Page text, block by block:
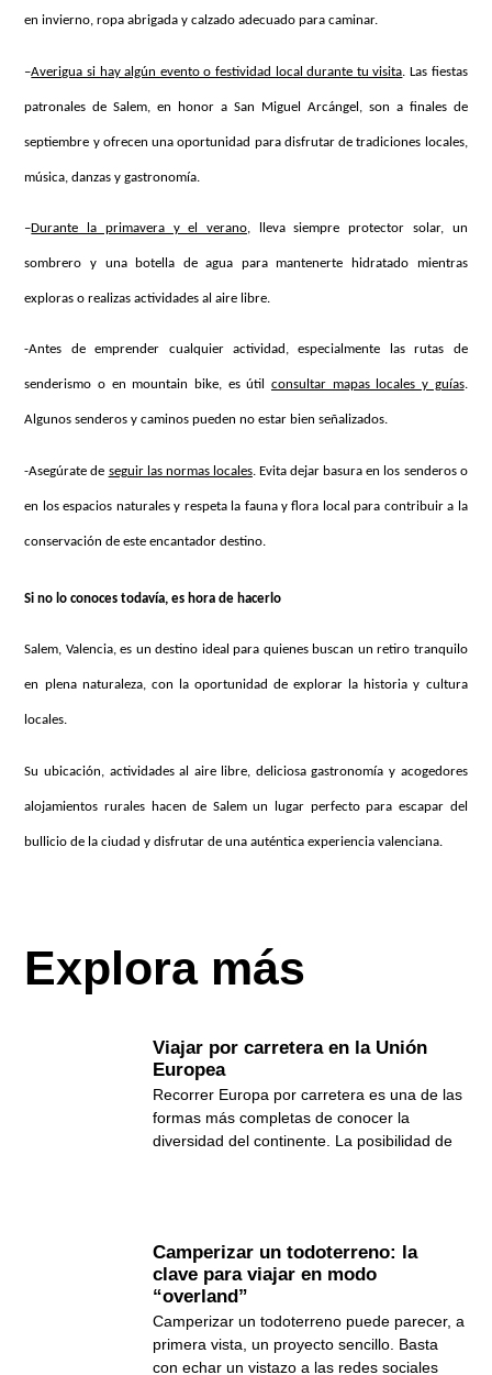
en invierno, ropa abrigada y calzado adecuado para caminar.
–Averigua si hay algún evento o festividad local durante tu visita. Las fiestas
patronales de Salem, en honor a San Miguel Arcángel, son a finales de
septiembre y ofrecen una oportunidad para disfrutar de tradiciones locales,
música, danzas y gastronomía.
–Durante la primavera y el verano, lleva siempre protector solar, un
sombrero y una botella de agua para mantenerte hidratado mientras
exploras o realizas actividades al aire libre.
-Antes de emprender cualquier actividad, especialmente las rutas de
senderismo o en mountain bike, es útil consultar mapas locales y guías.
Algunos senderos y caminos pueden no estar bien señalizados.
-Asegúrate de seguir las normas locales. Evita dejar basura en los senderos o
en los espacios naturales y respeta la fauna y flora local para contribuir a la
conservación de este encantador destino.
Si no lo conoces todavía, es hora de hacerlo
Salem, Valencia, es un destino ideal para quienes buscan un retiro tranquilo
en plena naturaleza, con la oportunidad de explorar la historia y cultura
locales.
Su ubicación, actividades al aire libre, deliciosa gastronomía y acogedores
alojamientos rurales hacen de Salem un lugar perfecto para escapar del
bullicio de la ciudad y disfrutar de una auténtica experiencia valenciana.
Explora más
Viajar por carretera en la Unión
Europea
Recorrer Europa por carretera es una de las
formas más completas de conocer la
diversidad del continente. La posibilidad de
Camperizar un todoterreno: la
clave para viajar en modo
“overland”
Camperizar un todoterreno puede parecer, a
primera vista, un proyecto sencillo. Basta
con echar un vistazo a las redes sociales